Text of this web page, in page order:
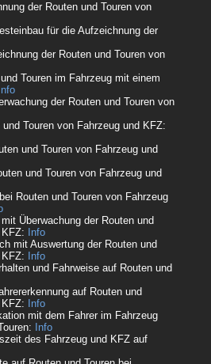
der Routen und Touren von
für die Aufzeichnung der
der Routen und Touren von
Touren im Fahrzeug mit einem
Info
der Routen und Touren von
Touren von Fahrzeug und KFZ:
und Touren von Fahrzeug und
und Touren von Fahrzeug und
Routen und Touren von Fahrzeug
Überwachung der Routen und
Info
mit Auswertung der Routen und
Info
und Fahrweise auf Routen und
auf Routen und
Info
mit dem Fahrer im Fahrzeug
Info
des Fahrzeug und KFZ auf